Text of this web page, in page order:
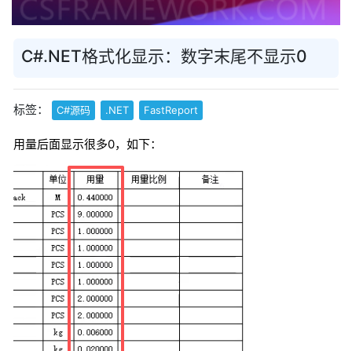
C#.NET格式化显示：数字末尾不显示0
标签： C#源码 .NET FastReport
用量后面显示很多0，如下：